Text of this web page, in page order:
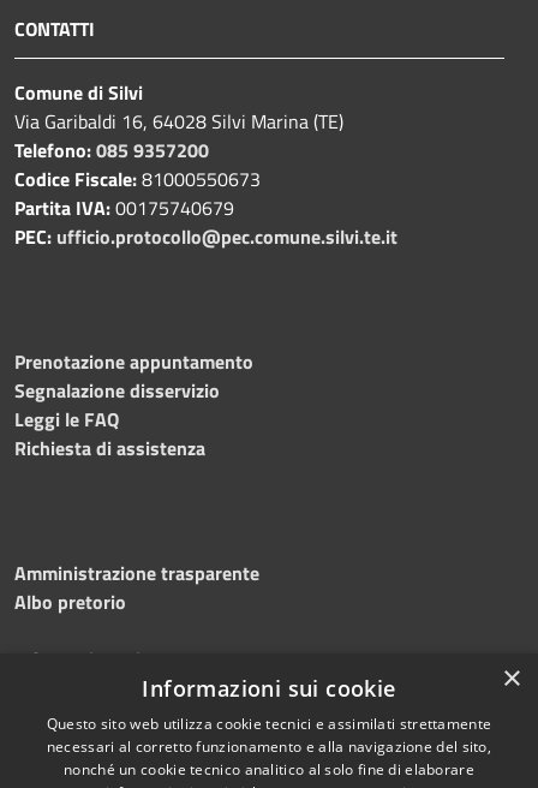
CONTATTI
Comune di Silvi
Via Garibaldi 16, 64028 Silvi Marina (TE)
Telefono:085 9357200
Codice Fiscale:81000550673
Partita IVA:00175740679
PEC: ufficio.protocollo@pec.comune.silvi.te.it
Prenotazione appuntamento
Segnalazione disservizio
Leggi le FAQ
Richiesta di assistenza
Amministrazione trasparente
Albo pretorio
Informativa privacy
Dichiarazione di accessibilità
×
Informazioni sui cookie
Questo sito web utilizza cookie tecnici e assimilati strettamente
necessari al corretto funzionamento e alla navigazione del sito,
nonché un cookie tecnico analitico al solo fine di elaborare